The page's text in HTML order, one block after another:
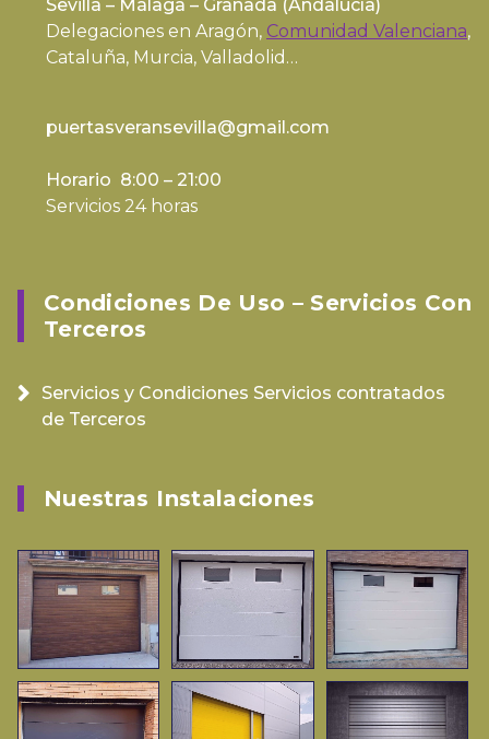
Sevilla – Málaga – Granada (Andalucía)
Delegaciones en Aragón, Comunidad Valenciana,
Cataluña, Murcia, Valladolid…
puertasveransevilla@gmail.com
Horario 8:00 – 21:00
Servicios 24 horas
Condiciones De Uso – Servicios Con
Terceros
Servicios y Condiciones Servicios contratados
de Terceros
Nuestras Instalaciones